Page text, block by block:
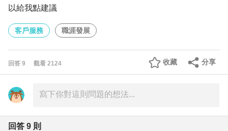
以給我點建議
客戶服務 職涯發展
回答 9 觀看 2124 分享
收藏
回答 9 則